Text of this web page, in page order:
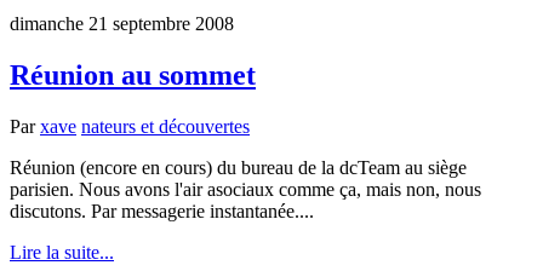
dimanche 21 septembre 2008
Réunion au sommet
Parxave nateurs et découvertes
Réunion (encore en cours) du bureau de la dcTeam au siège
parisien. Nous avons l'air asociaux comme ça, mais non, nous
discutons. Par messagerie instantanée....
Lire la suite...